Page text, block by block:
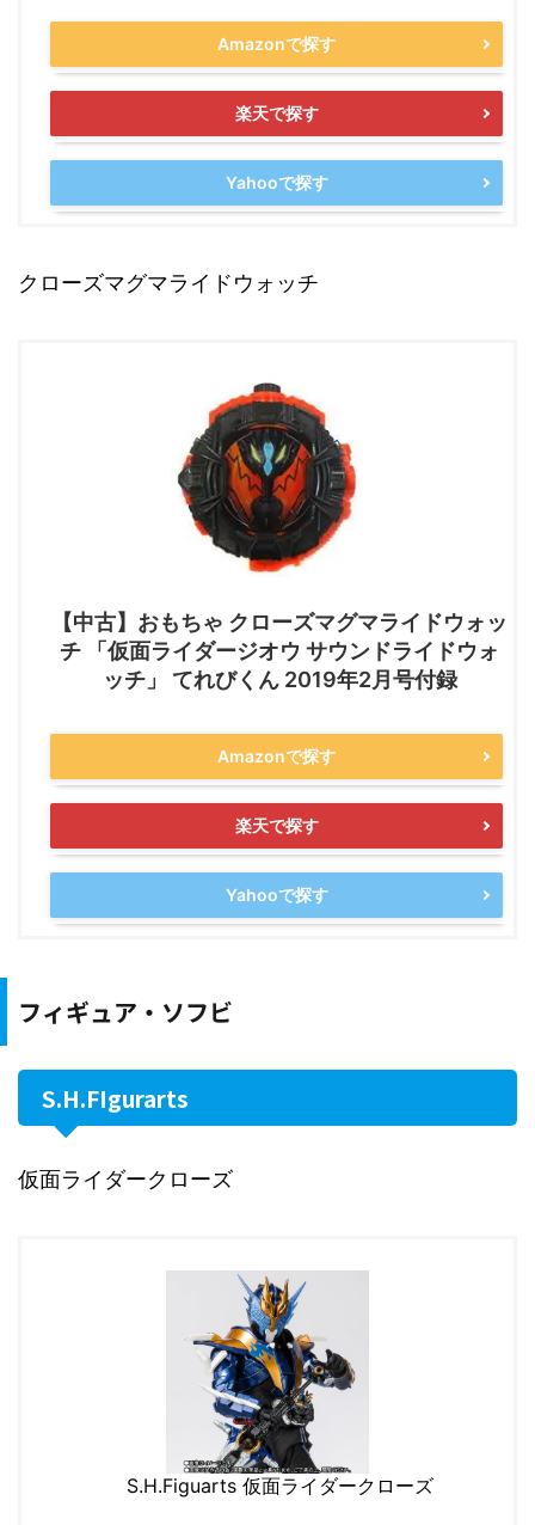
Amazonで探す
楽天で探す
Yahooで探す
クローズマグマライドウォッチ
【中古】おもちゃ クローズマグマライドウォッ
チ 「仮面ライダージオウ サウンドライドウォ
ッチ」 てれびくん 2019年2月号付録
Amazonで探す
楽天で探す
Yahooで探す
フィギュア・ソフビ
S.H.FIgurarts
仮面ライダークローズ
S.H.Figuarts 仮面ライダークローズ